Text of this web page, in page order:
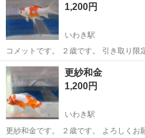
圧制御機器（シリンダ、バルブ...
1,200円
いわき駅
コメットです。 ２歳です。 引き取り限
福島 いわき市 いわき駅
更紗和金
1,200円
いわき駅
更紗和金です。 ２歳です。 よろしくお